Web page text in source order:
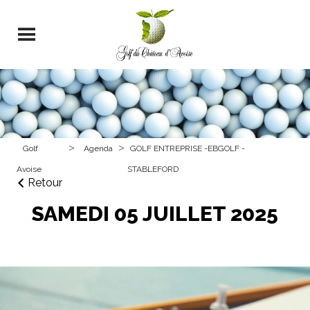
Golf
Avoise
> Agenda > GOLF ENTREPRISE -EBGOLF -
STABLEFORD
Retour
SAMEDI 05 JUILLET 2025